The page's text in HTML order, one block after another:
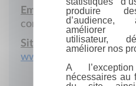
Email :
Site Internet :
www.tresorsmedia.com
produire
améliorer
utilisateur,
améliorer nos
A
nécessaires au